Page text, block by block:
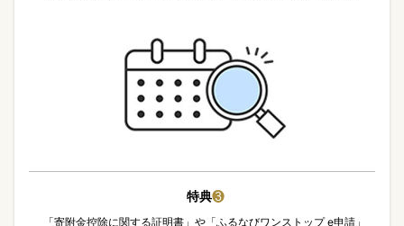
特典❸
「寄附金控除に関する証明書」や「ふるなびワンストップ e申請」